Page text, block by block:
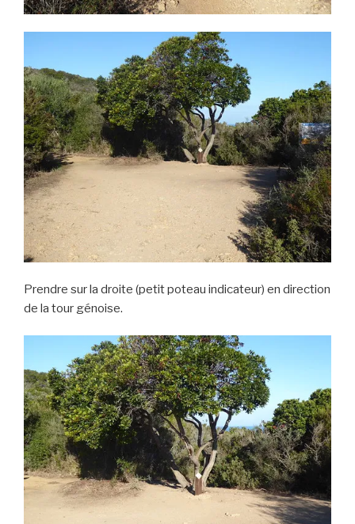
Prendre sur la droite (petit poteau indicateur) en direction
de la tour génoise.